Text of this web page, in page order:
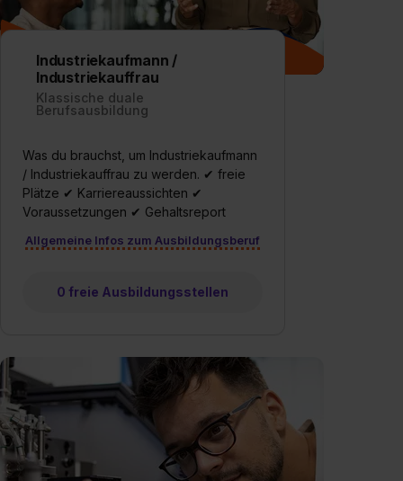
Industriekaufmann /
Industriekauffrau
Klassische duale
Berufsausbildung
Was du brauchst, um Industriekaufmann
/ Industriekauffrau zu werden. ✔ freie
Plätze ✔ Karriereaussichten ✔
Voraussetzungen ✔ Gehaltsreport
Allgemeine Infos zum Ausbildungsberuf
0 freie Ausbildungsstellen